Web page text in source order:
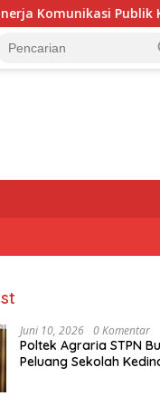
Publik
Juni 10, 2026 0 Komentar
Poltek Agraria STPN
Peluang Sekolah